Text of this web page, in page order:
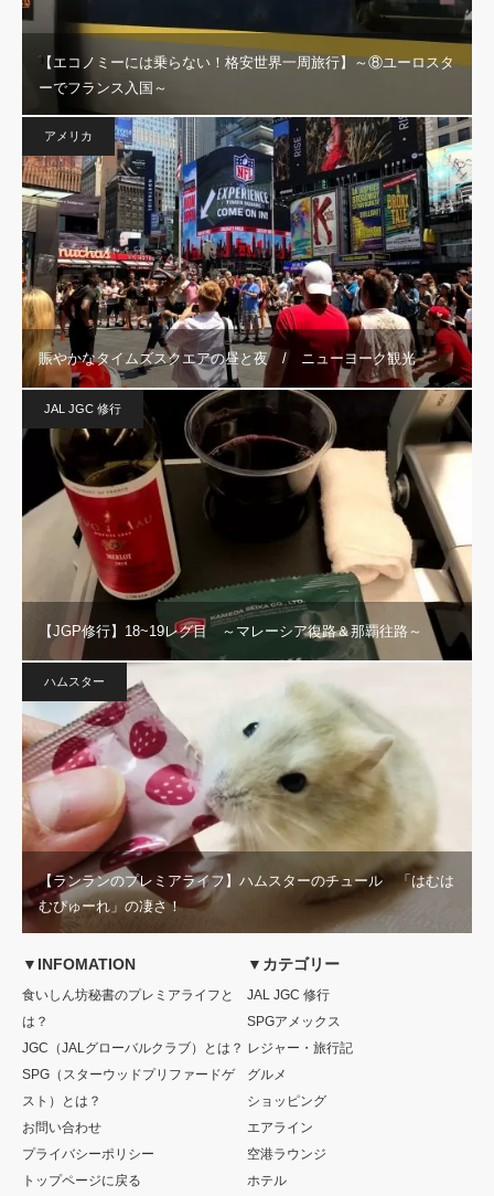
【エコノミーには乗らない！格安世界一周旅行】～⑧ユーロスタ
ーでフランス入国～
アメリカ
賑やかなタイムズスクエアの昼と夜 / ニューヨーク観光
JAL JGC 修行
【JGP修行】18~19レグ目 ～マレーシア復路＆那覇往路～
ハムスター
【ランランのプレミアライフ】ハムスターのチュール 「はむは
むぴゅーれ」の凄さ！
▼INFOMATION
食いしん坊秘書のプレミアライフと
は？
JGC（JALグローバルクラブ）とは？
SPG（スターウッドプリファードゲ
スト）とは？
お問い合わせ
プライバシーポリシー
トップページに戻る
▼カテゴリー
JAL JGC 修行
SPGアメックス
レジャー・旅行記
グルメ
ショッピング
エアライン
空港ラウンジ
ホテル